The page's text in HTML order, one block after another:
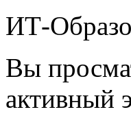
ИТ-
Вы
активный